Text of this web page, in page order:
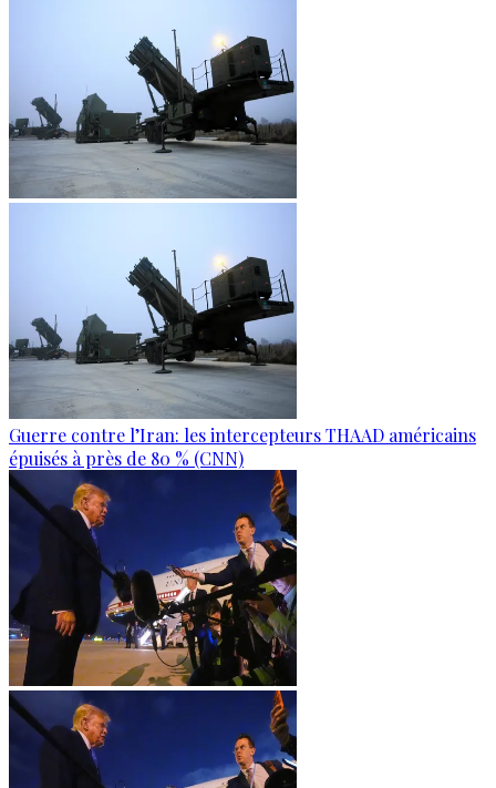
Guerre contre l’Iran: les intercepteurs THAAD américains
épuisés à près de 80 % (CNN)